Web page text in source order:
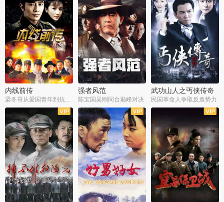
内线前传 强者风范
陈宝国吴刚同台巅峰对决
武功山人之丐侠传奇
民国革命人争取反袁势力
全38集
全9集 全35集